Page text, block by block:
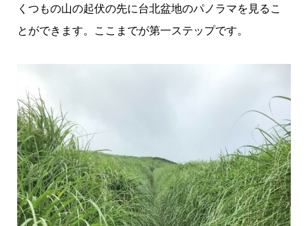
くつもの山の起伏の先に台北盆地のパノラマを見るこ
とができます。ここまでが第一ステップです。